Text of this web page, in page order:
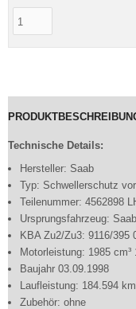
Technische Details:
Hersteller: Saab
Typ: Schwellerschutz
Teilenummer: 4562898
Ursprungsfahrzeug:
KBA Zu2/Zu3: 9116/395
Motorleistung: 1985 cm³
Baujahr 03.09.1998
Laufleistung: 184.594 km
Zubehör: ohne